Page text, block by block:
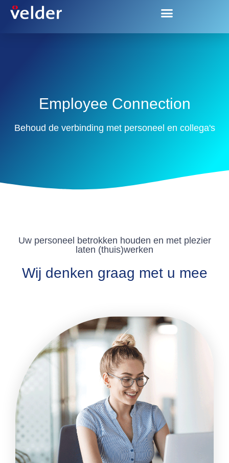
Employee Connection
Behoud de verbinding met personeel en collega's
Uw personeel betrokken houden en met plezier
laten (thuis)werken
Wij denken graag met u mee